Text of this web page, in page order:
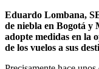
Eduardo Lombana,
de niebla en Bogotá y
adopte medidas en la
de los vuelos a sus